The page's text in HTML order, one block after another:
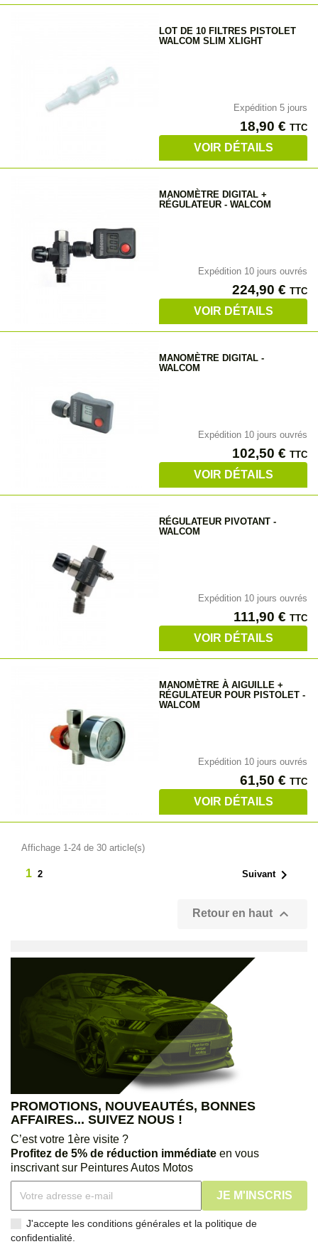
LOT DE 10 FILTRES PISTOLET
WALCOM SLIM XLIGHT
Expédition 5 jours
Prix
18,90 € TTC
VOIR DÉTAILS
MANOMÈTRE DIGITAL +
RÉGULATEUR - WALCOM
Expédition 10 jours ouvrés
Prix
224,90 € TTC
VOIR DÉTAILS
MANOMÈTRE DIGITAL -
WALCOM
Expédition 10 jours ouvrés
Prix
102,50 € TTC
VOIR DÉTAILS
RÉGULATEUR PIVOTANT -
WALCOM
Expédition 10 jours ouvrés
Prix
111,90 € TTC
VOIR DÉTAILS
MANOMÈTRE À AIGUILLE +
RÉGULATEUR POUR PISTOLET -
WALCOM
Expédition 10 jours ouvrés
Prix
61,50 € TTC
VOIR DÉTAILS
Affichage 1-24 de 30 article(s)
1 2 Suivant
Retour en haut 
PROMOTIONS, NOUVEAUTÉS, BONNES
AFFAIRES... SUIVEZ NOUS !
C’est votre 1ère visite ?
Profitez de 5% de réduction immédiate en vous
inscrivant sur Peintures Autos Motos
J'accepte les conditions générales et la politique de
confidentialité.